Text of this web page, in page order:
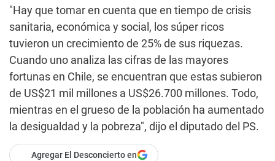
"Hay que tomar en cuenta que en tiempo de crisis
sanitaria, económica y social, los súper ricos
tuvieron un crecimiento de 25% de sus riquezas.
Cuando uno analiza las cifras de las mayores
fortunas en Chile, se encuentran que estas subieron
de US$21 mil millones a US$26.700 millones. Todo,
mientras en el grueso de la población ha aumentado
la desigualdad y la pobreza", dijo el diputado del PS.
Agregar El Desconcierto en